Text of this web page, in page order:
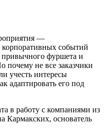
—
событий
привычного фуршета и
почему не все заказчики
учесть интересы
адаптировать его под
в работу с компаниями из
Кармакских, основатель